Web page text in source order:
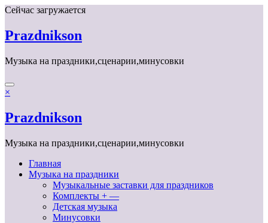
Перейти
содержимому
Сейчас загружается
Prazdnikson
Музыка на праздники,сценарии,минусовки
×
Prazdnikson
Музыка на праздники,сценарии,минусовки
Главная
Музыка на праздники
Музыкальные заставки для праздников
Комплекты + —
Детская музыка
Минусовки